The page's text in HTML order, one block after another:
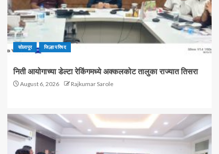
सोलापूर जिल्हा परिषद
निती आयोगाच्या डेल्टा रेकिंगमध्ये अक्कलकोट तालुका राज्यात तिसरा
August 6, 2026 Rajkumar Sarole